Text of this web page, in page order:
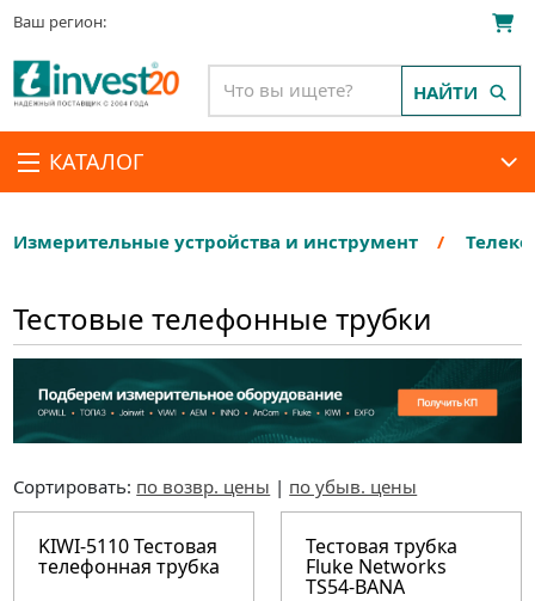
Ваш регион:
КАТАЛОГ
НАЙТИ
Измерительные устройства и инструмент
Тестовые телефонные трубки
Сортировать: по возвр. цены | по убыв. цены
KIWI-5110 Тестовая
телефонная трубка
Тестовая трубка
Fluke Networks
TS54-BANA